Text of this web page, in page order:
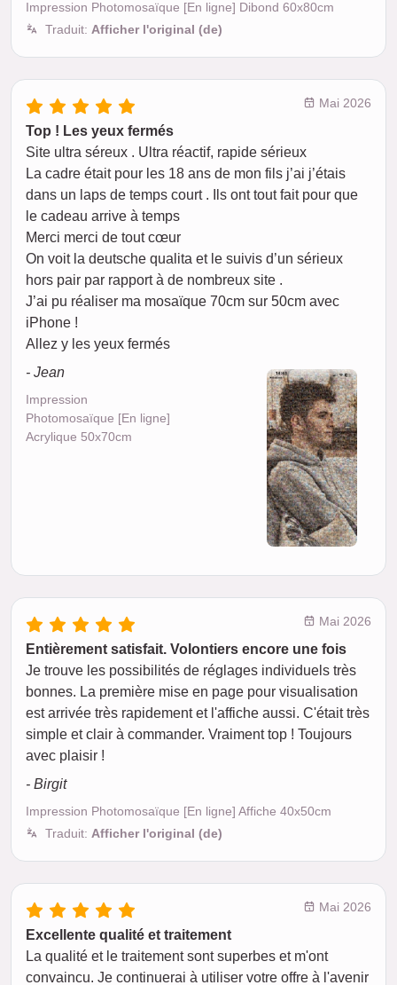
Impression Photomosaïque [En ligne] Dibond 60x80cm
Traduit: Afficher l'original (de)
Mai 2026
Top ! Les yeux fermés
Site ultra séreux . Ultra réactif, rapide sérieux
La cadre était pour les 18 ans de mon fils j’ai j’étais
dans un laps de temps court . Ils ont tout fait pour que
le cadeau arrive à temps
Merci merci de tout cœur
On voit la deutsche qualita et le suivis d’un sérieux
hors pair par rapport à de nombreux site .
J’ai pu réaliser ma mosaïque 70cm sur 50cm avec
iPhone !
Allez y les yeux fermés
- Jean
Impression
Photomosaïque [En ligne]
Acrylique 50x70cm
Mai 2026
Entièrement satisfait. Volontiers encore une fois
Je trouve les possibilités de réglages individuels très
bonnes. La première mise en page pour visualisation
est arrivée très rapidement et l'affiche aussi. C'était très
simple et clair à commander. Vraiment top ! Toujours
avec plaisir !
- Birgit
Impression Photomosaïque [En ligne] Affiche 40x50cm
Traduit: Afficher l'original (de)
Mai 2026
Excellente qualité et traitement
La qualité et le traitement sont superbes et m'ont
convaincu. Je continuerai à utiliser votre offre à l'avenir